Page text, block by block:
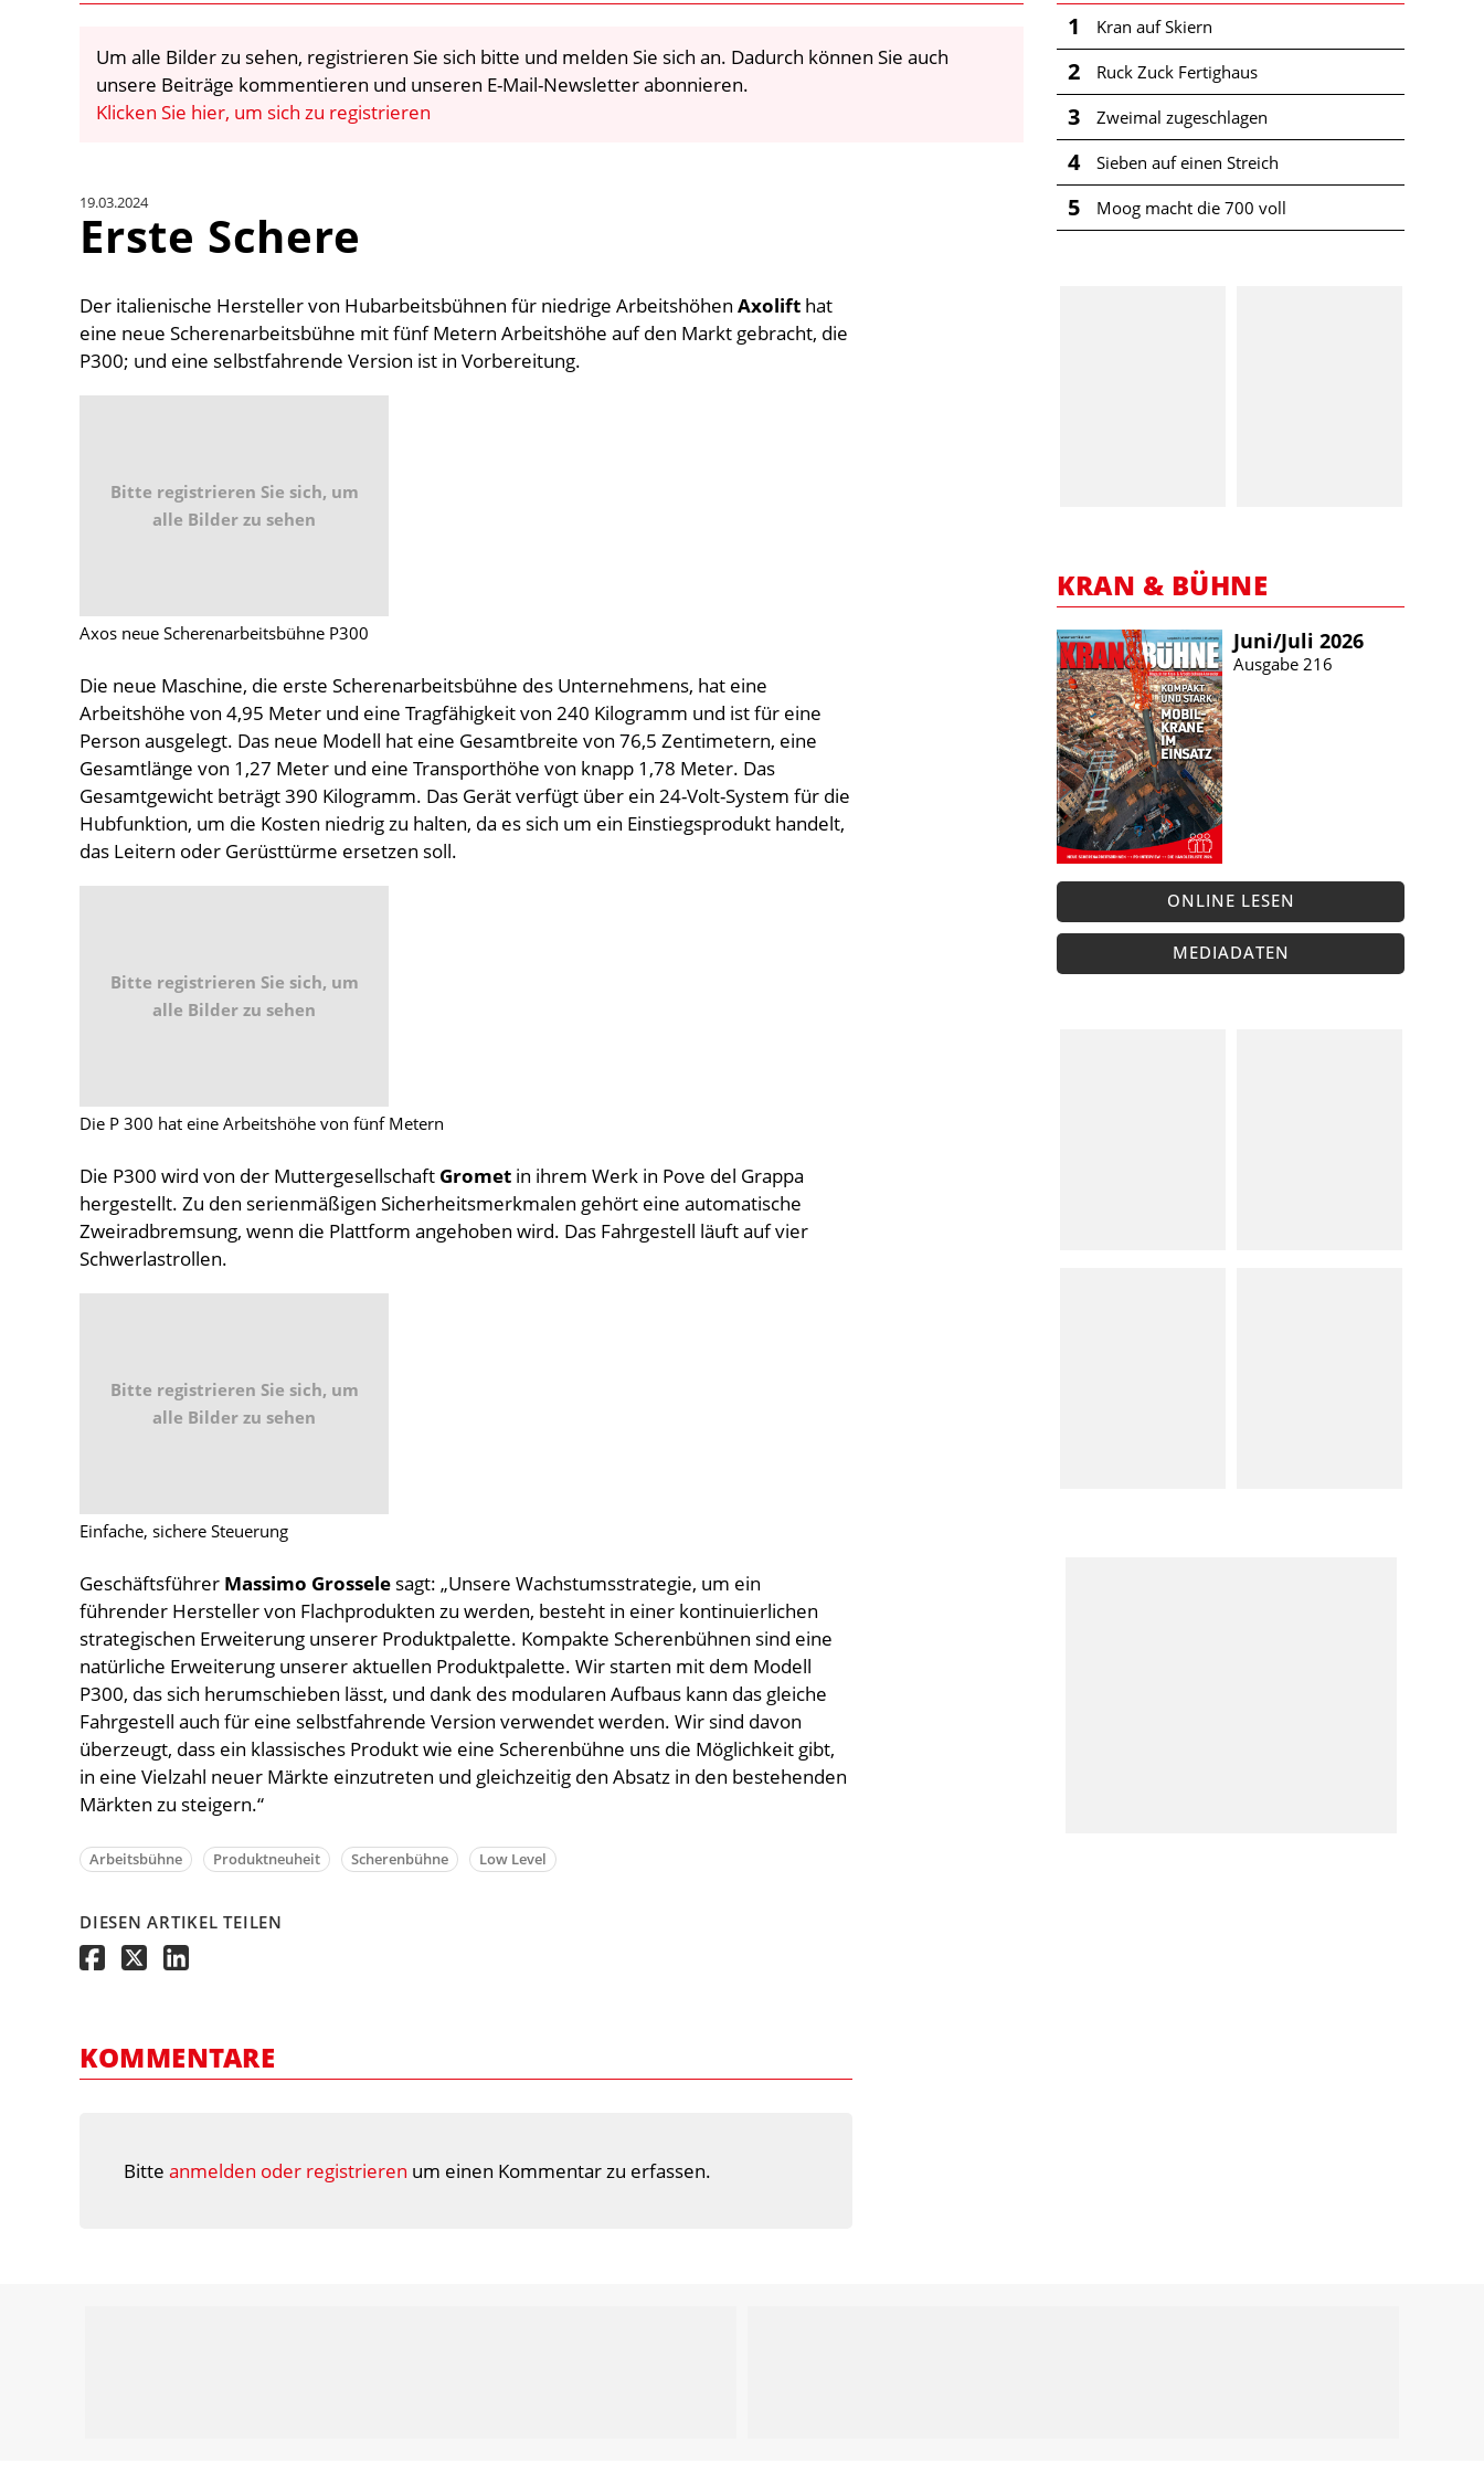
Um alle Bilder zu sehen, registrieren Sie sich bitte und melden Sie sich an. Dadurch können Sie auch
unsere Beiträge kommentieren und unseren E-Mail-Newsletter abonnieren.
Klicken Sie hier, um sich zu registrieren
19.03.2024
Erste Schere
Der italienische Hersteller von Hubarbeitsbühnen für niedrige Arbeitshöhen Axolift hat
eine neue Scherenarbeitsbühne mit fünf Metern Arbeitshöhe auf den Markt gebracht, die
P300; und eine selbstfahrende Version ist in Vorbereitung.
Bitte registrieren Sie sich, um
alle Bilder zu sehen
Axos neue Scherenarbeitsbühne P300
Die neue Maschine, die erste Scherenarbeitsbühne des Unternehmens, hat eine
Arbeitshöhe von 4,95 Meter und eine Tragfähigkeit von 240 Kilogramm und ist für eine
Person ausgelegt. Das neue Modell hat eine Gesamtbreite von 76,5 Zentimetern, eine
Gesamtlänge von 1,27 Meter und eine Transporthöhe von knapp 1,78 Meter. Das
Gesamtgewicht beträgt 390 Kilogramm. Das Gerät verfügt über ein 24-Volt-System für die
Hubfunktion, um die Kosten niedrig zu halten, da es sich um ein Einstiegsprodukt handelt,
das Leitern oder Gerüsttürme ersetzen soll.
Bitte registrieren Sie sich, um
alle Bilder zu sehen
Die P 300 hat eine Arbeitshöhe von fünf Metern
Die P300 wird von der Muttergesellschaft Gromet in ihrem Werk in Pove del Grappa
hergestellt. Zu den serienmäßigen Sicherheitsmerkmalen gehört eine automatische
Zweiradbremsung, wenn die Plattform angehoben wird. Das Fahrgestell läuft auf vier
Schwerlastrollen.
Bitte registrieren Sie sich, um
alle Bilder zu sehen
Einfache, sichere Steuerung
Geschäftsführer Massimo Grossele sagt: „Unsere Wachstumsstrategie, um ein
führender Hersteller von Flachprodukten zu werden, besteht in einer kontinuierlichen
strategischen Erweiterung unserer Produktpalette. Kompakte Scherenbühnen sind eine
natürliche Erweiterung unserer aktuellen Produktpalette. Wir starten mit dem Modell
P300, das sich herumschieben lässt, und dank des modularen Aufbaus kann das gleiche
Fahrgestell auch für eine selbstfahrende Version verwendet werden. Wir sind davon
überzeugt, dass ein klassisches Produkt wie eine Scherenbühne uns die Möglichkeit gibt,
in eine Vielzahl neuer Märkte einzutreten und gleichzeitig den Absatz in den bestehenden
Märkten zu steigern.“
Arbeitsbühne Produktneuheit Scherenbühne Low Level
DIESEN ARTIKEL TEILEN
KOMMENTARE
Bitte anmelden oder registrieren um einen Kommentar zu erfassen.
1 Kran auf Skiern
2 Ruck Zuck Fertighaus
3 Zweimal zugeschlagen
4 Sieben auf einen Streich
5 Moog macht die 700 voll
KRAN & BÜHNE
Juni/​Juli 2026
Ausgabe 216
ONLINE LESEN
MEDIADATEN